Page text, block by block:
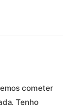
cometer
Tenho